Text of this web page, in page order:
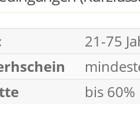
21-75
bis 60%